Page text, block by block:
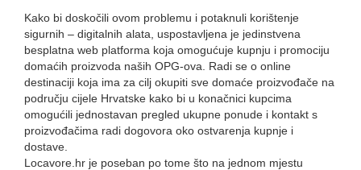
Kako bi doskočili ovom problemu i potaknuli korištenje
sigurnih – digitalnih alata, uspostavljena je jedinstvena
besplatna web platforma koja omogućuje kupnju i promociju
domaćih proizvoda naših OPG-ova. Radi se o online
destinaciji koja ima za cilj okupiti sve domaće proizvođače na
području cijele Hrvatske kako bi u konačnici kupcima
omogućili jednostavan pregled ukupne ponude i kontakt s
proizvođačima radi dogovora oko ostvarenja kupnje i
dostave.
Locavore.hr je poseban po tome što na jednom mjestu